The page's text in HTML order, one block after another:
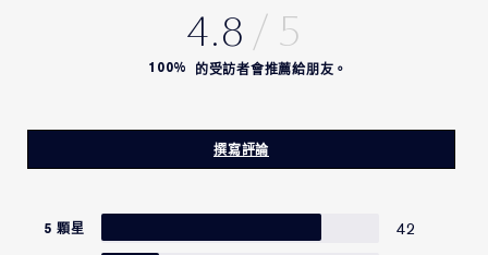
4.8
撰寫評論
100% 的受訪者會推薦給朋友。
5 顆星 42